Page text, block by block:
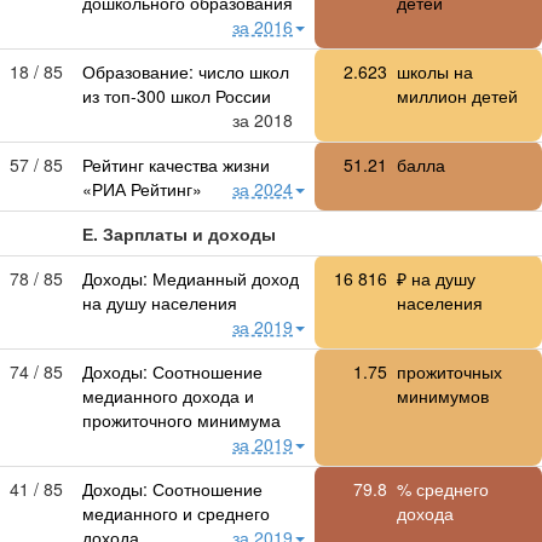
за 2016
18 / 85
Образование: число школ
из топ-300 школ России
за 2018
2.623 школы на
миллион детей
57 / 85
Рейтинг качества жизни
«РИА Рейтинг»
за 2024
51.21 балла
Е. Зарплаты и доходы
78 / 85
Доходы: Медианный доход
на душу населения
за 2019
16 816 ₽ на душу
населения
74 / 85
Доходы: Соотношение
медианного дохода и
прожиточного минимума
за 2019
1.75 прожиточных
минимумов
41 / 85
Доходы: Соотношение
медианного и среднего
дохода
за 2019
79.8 % среднего
дохода